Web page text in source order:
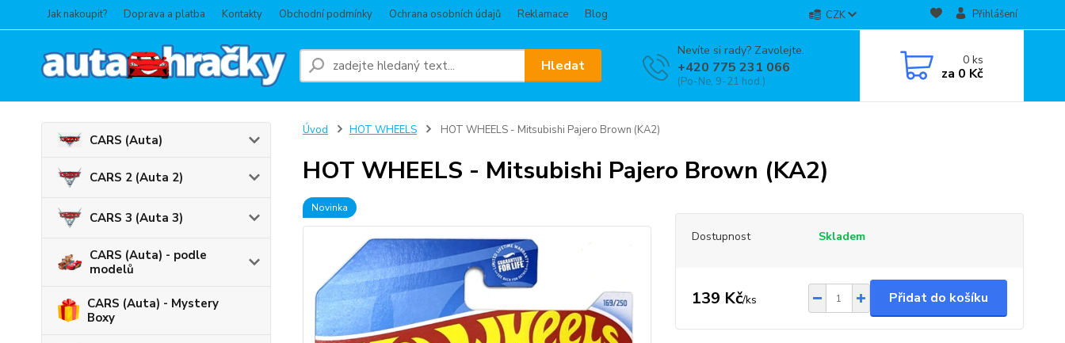
Jak nakoupit? Doprava a platba Kontakty Obchodní podmínky Ochrana osobních údajů Reklamace Blog CZK Přihlášení
Hledat
Nevíte si rady? Zavolejte.
+420 775 231 066
(Po-Ne, 9-21 hod.)
0ks
za 0 Kč
CARS (Auta)
CARS 2 (Auta 2)
CARS 3 (Auta 3)
CARS (Auta) - podle
modelů
CARS (Auta) - Mystery
Boxy
Úvod HOT WHEELS HOT WHEELS - Mitsubishi Pajero Brown (KA2)
HOT WHEELS - Mitsubishi Pajero Brown (KA2)
Novinka
Dostupnost Skladem
139 Kč/ks Přidat do košíku